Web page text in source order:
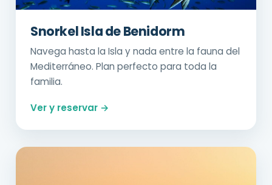
Snorkel Isla de Benidorm
Navega hasta la Isla y nada entre la fauna del
Mediterráneo. Plan perfecto para toda la
familia.
Ver y reservar →